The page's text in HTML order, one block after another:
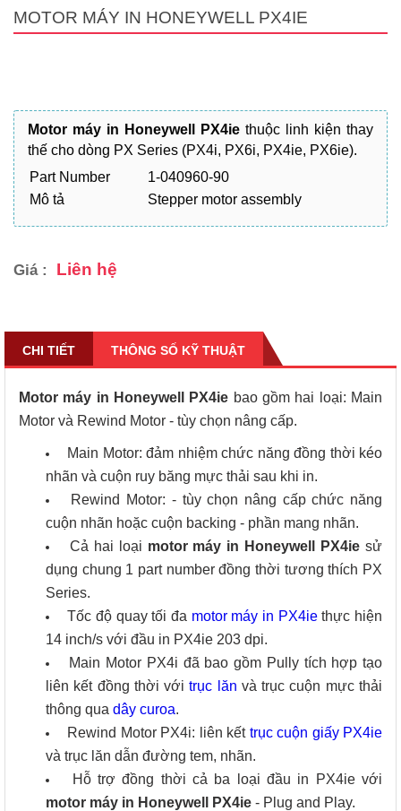
MOTOR MÁY IN HONEYWELL PX4IE
Motor máy in Honeywell PX4ie thuộc linh kiện thay
thế cho dòng PX Series (PX4i, PX6i, PX4ie, PX6ie).
Part Number
1-040960-90
Mô tả
Stepper motor assembly
Giá : Liên hệ
CHI TIẾT THÔNG SỐ KỸ THUẬT
Motor máy in Honeywell PX4ie bao gồm hai loại: Main
Motor và Rewind Motor - tùy chọn nâng cấp.
Main Motor: đảm nhiệm chức năng đồng thời kéo
nhãn và cuộn ruy băng mực thải sau khi in.
Rewind Motor: - tùy chọn nâng cấp chức năng
cuộn nhãn hoặc cuộn backing - phần mang nhãn.
Cả hai loại motor máy in Honeywell PX4ie sử
dụng chung 1 part number đồng thời tương thích PX
Series.
Tốc độ quay tối đa motor máy in PX4iethực hiện
14 inch/s với đầu in PX4ie 203 dpi.
Main Motor PX4i đã bao gồm Pully tích hợp tạo
liên kết đồng thời vớitrục lăn và trục cuộn mực thải
thông qua dây curoa.
Rewind Motor PX4i: liên kết trục cuộn giấy PX4ie
và trục lăn dẫn đường tem, nhãn.
Hỗ trợ đồng thời cả ba loại đầu in PX4ie với
motor máy in Honeywell PX4ie - Plug and Play.